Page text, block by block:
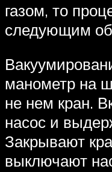
газом, то
следующим
манометр на
не нем кран.
насос и
Закрывают
выключают